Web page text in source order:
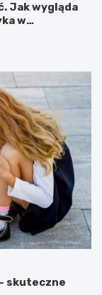
Jak wygląda
w
skuteczne